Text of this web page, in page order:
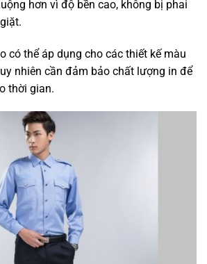
hơn vì độ bền cao, không bị phai
có thể áp dụng cho các thiết kế màu
nhiên cần đảm bảo chất lượng in để
thời gian.